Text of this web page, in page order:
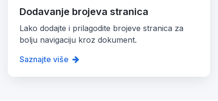
Dodavanje brojeva stranica
Lako dodajte i prilagodite brojeve stranica za
bolju navigaciju kroz dokument.
Saznajte više